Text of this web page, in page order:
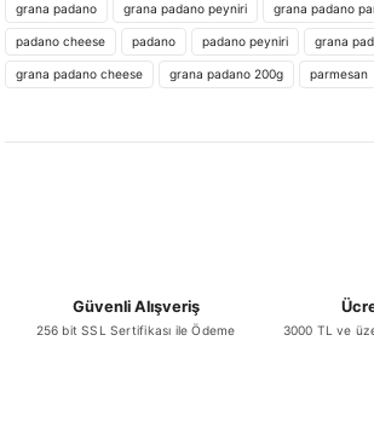
Ürün açıklamasında eksik bilgiler bulunuyor.
Ürün bilgilerinde hatalar bulunuyor.
Ürün fiyatı diğer sitelerden daha pahalı.
₺ 45,96
grana padano
grana padano peyniri grana padano
padano cheese padano padano peyniri grana
grana padano cheese grana padano 200g parmesan
Güvenli Alışveriş
256 bit SSL Sertifikası ile Ödeme 3000 TL ve